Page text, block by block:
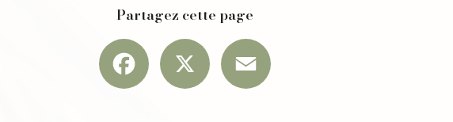
Partagez cette page
Facebook